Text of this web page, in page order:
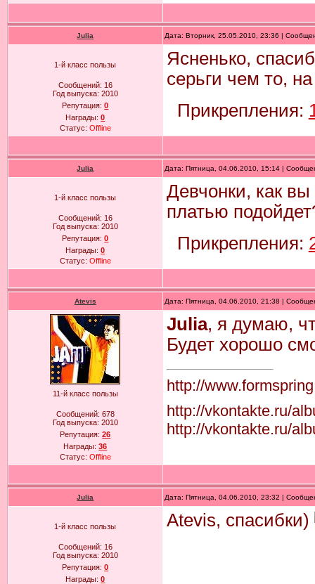
Julia Дата: Вторник, 25.05.2010, 23:36 |
1-й класс пользы
Сообщений: 16
Год выпуска: 2010
Репутация:0
Награды:0
Статус: Offline
Ясненько,
серьги чем то,
Прикрепления:
Julia Дата: Пятница, 04.06.2010, 15:14 |
1-й класс пользы
Сообщений: 16
Год выпуска: 2010
Репутация:0
Награды:0
Статус: Offline
Девчонки, как
платью
Прикрепления:
Atevis Дата: Пятница, 04.06.2010, 21:38 |
11-й класс пользы
Сообщений: 678
Год выпуска: 2010
Репутация:26
Награды:36
Статус: Offline
Julia, я думаю,
Будет хорошо
http://
http://vkontakte.ru/
http://vkontakte.ru/
Julia Дата: Пятница, 04.06.2010, 23:32 |
1-й класс пользы
Сообщений: 16
Год выпуска: 2010
Репутация:0
Награды:0
Atevis, спасибки)